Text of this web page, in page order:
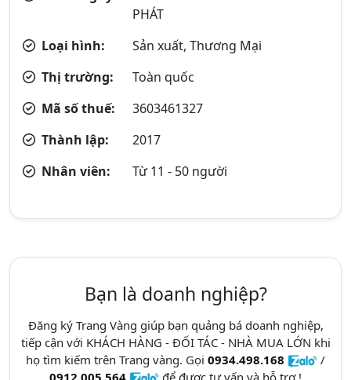
PHÁT
Loại hình:
Sản xuất, Thương Mại
Thị trường:
Toàn quốc
Mã số thuế:
3603461327
Thành lập:
2017
Nhân viên:
Từ 11 - 50 người
Bạn là doanh nghiệp?
Đăng ký Trang Vàng giúp bạn quảng bá doanh nghiệp,
tiếp cận với KHÁCH HÀNG - ĐỐI TÁC - NHÀ MUA LỚN khi
họ tìm kiếm trên Trang vàng. Gọi 0934.498.168
/
0912.005.564
để được tư vấn và hỗ trợ !